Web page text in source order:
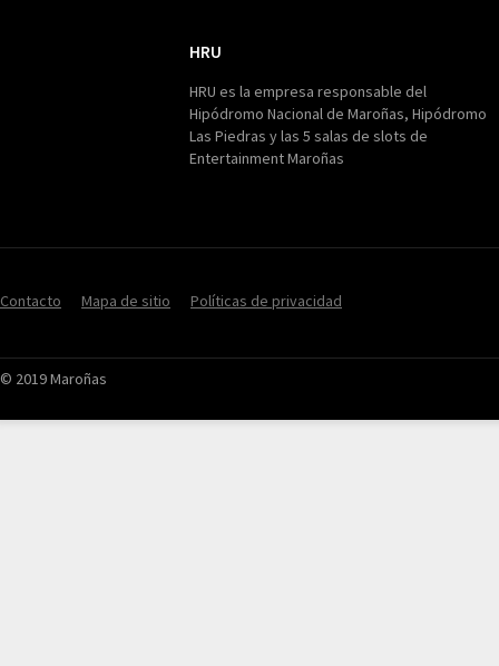
HRU
HRU es la empresa responsable del
Hipódromo Nacional de Maroñas, Hipódromo
Las Piedras y las 5 salas de slots de
Entertainment Maroñas
Contacto Mapa de sitio Políticas de privacidad
© 2019 Maroñas